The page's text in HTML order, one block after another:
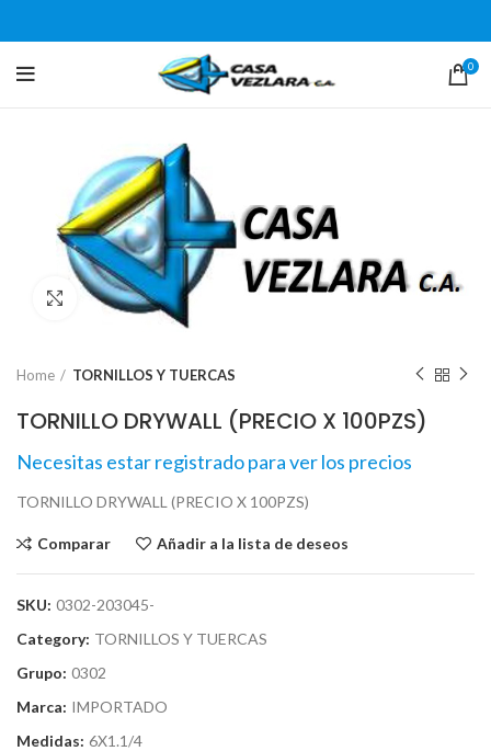
0
Click para agrandar
Home TORNILLOS Y TUERCAS
TORNILLO DRYWALL (PRECIO X 100PZS)
Necesitas estar registrado para ver los precios
TORNILLO DRYWALL (PRECIO X 100PZS)
Comparar Añadir a la lista de deseos
SKU: 0302-203045-
Category: TORNILLOS Y TUERCAS
Grupo: 0302
Marca: IMPORTADO
Medidas: 6X1.1/4